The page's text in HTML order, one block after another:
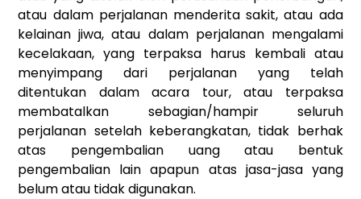
atau dalam perjalanan menderita sakit, atau ada
kelainan jiwa, atau dalam perjalanan mengalami
kecelakaan, yang terpaksa harus kembali atau
menyimpang dari perjalanan yang telah
ditentukan dalam acara tour, atau terpaksa
membatalkan sebagian/hampir seluruh
perjalanan setelah keberangkatan, tidak berhak
atas pengembalian uang atau bentuk
pengembalian lain apapun atas jasa-jasa yang
belum atau tidak digunakan.